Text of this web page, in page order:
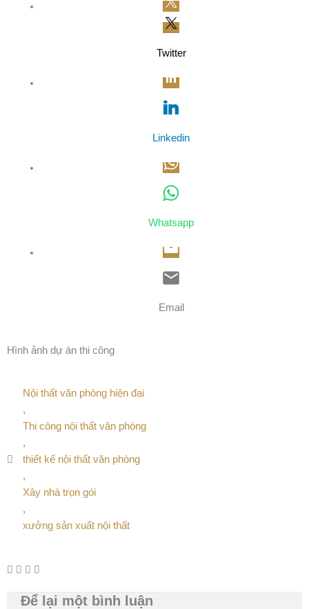
Twitter
Linkedin
Whatsapp
Email
Hình ảnh dự án thi công
Nội thất văn phòng hiện đại
,
Thi công nội thất văn phòng
,
thiết kế nội thất văn phòng
,
Xây nhà trọn gói
,
xưởng sản xuất nội thất
Để lại một bình luận